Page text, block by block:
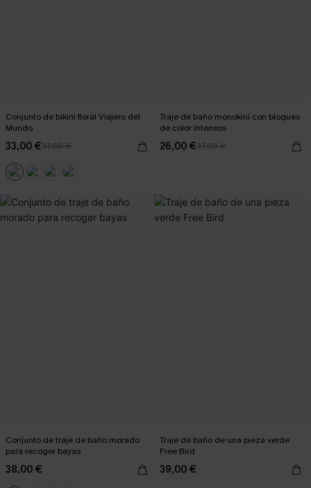
Conjunto de bikini floral Viajero del
Mundo
33,00 €37,00 €
Traje de baño monokini con bloques
de color intensos
26,00 €37,00 €
Conjunto de traje de baño morado
para recoger bayas
38,00 €
Traje de baño de una pieza verde
Free Bird
39,00 €